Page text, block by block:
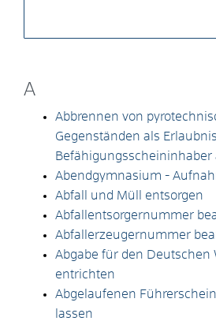
A
Abbrennen von
Gegenständen als
Befähigungsscheininhaber
Abendgymnasium -
Abfall und Müll entsorgen
Abfallentsorgernummer
Abfallerzeugernummer
Abgabe für den Deutschen
entrichten
Abgelaufenen
lassen